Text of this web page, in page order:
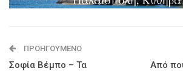
ΠΡΟΗΓΟΎΜΕΝΟ
Σοφία Βέμπο – Τα
Από